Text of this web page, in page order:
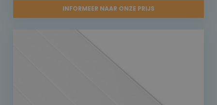
INFORMEER NAAR ONZE PRIJS